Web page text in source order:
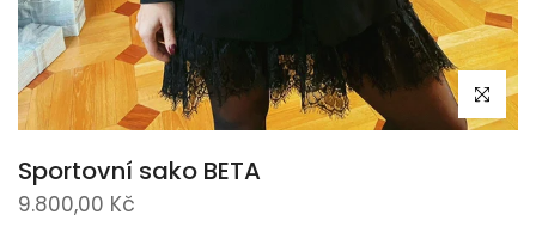
Klikni pro
Sportovní sako BETA
9.800,00 Kč